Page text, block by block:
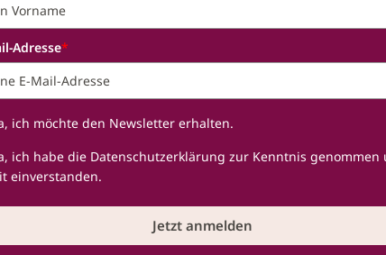
Adresse*
ich möchte den Newsletter erhalten.
ich habe die Datenschutzerklärung zur Kenntnis genommen
einverstanden.
Jetzt anmelden